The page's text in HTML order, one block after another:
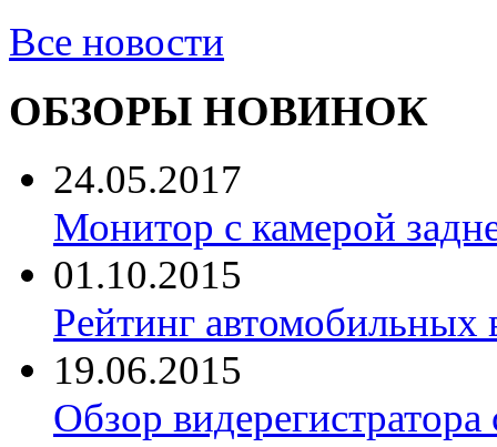
Все новости
ОБЗОРЫ НОВИНОК
24.05.2017
Монитор с камерой
01.10.2015
Рейтинг автомобильных
19.06.2015
Обзор